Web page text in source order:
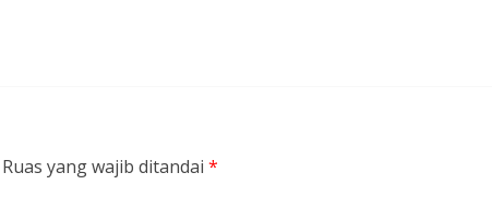
Ruas yang wajib ditandai *